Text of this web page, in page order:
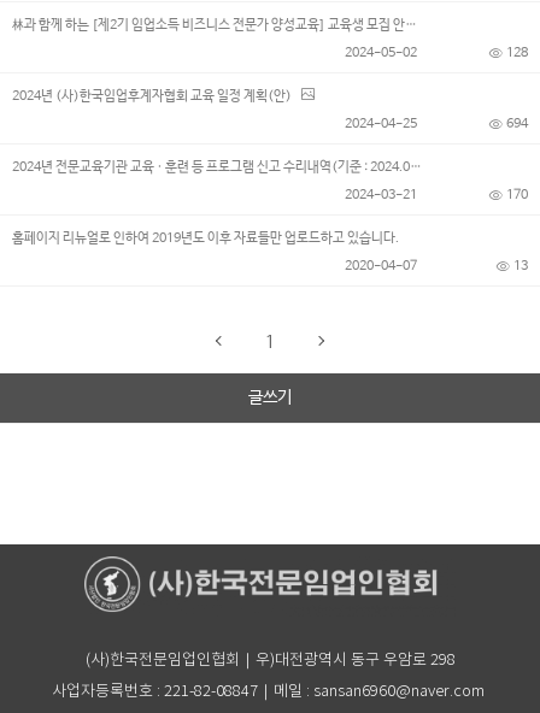
林과 함께 하는 [제2기 임업소득 비즈니스 전문가 양성교육] 교육생 모집 안내
128
2024-05-02
2024년 (사)한국임업후계자협회 교육 일정 계획(안)
694
2024-04-25
2024년 전문교육기관 교육 · 훈련 등 프로그램 신고 수리내역(기준 : 2024.03.11)
170
2024-03-21
홈페이지 리뉴얼로 인하여 2019년도 이후 자료들만 업로드하고 있습니다.
13
2020-04-07
1
글쓰기
(사)한국전문임업인협회｜우)대전광역시 동구 우암로 298
사업자등록번호 : 221-82-08847｜메일 : sansan6960@naver.com